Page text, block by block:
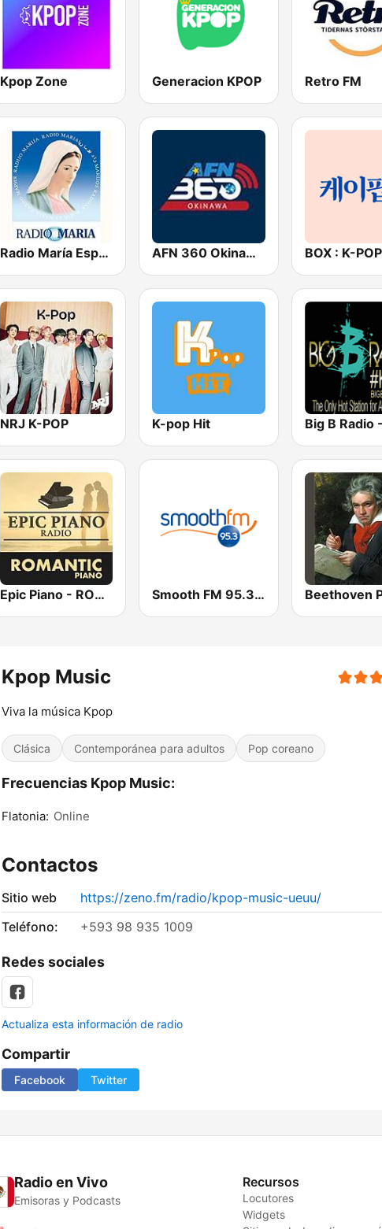
Kpop Zone Generacion KPOP Retro FM
Radio María España AFN 360 Okinawa (Japan Only)
NRJ K-POP K-pop Hit
Epic Piano - ROMANTIC PIANO Smooth FM 95.3 Sydney
Kpop Music
Viva la música Kpop
Clásica Contemporánea para adultos Pop coreano
Frecuencias Kpop Music:
Flatonia: Online
Contactos
Sitio web
https://zeno.fm/radio/kpop-music-ueuu/
Teléfono:
+593 98 935 1009
Redes sociales
Actualiza esta información de radio
Compartir
Facebook Twitter
Radio en Vivo
Emisoras y Podcasts
Recursos
Locutores
Widgets